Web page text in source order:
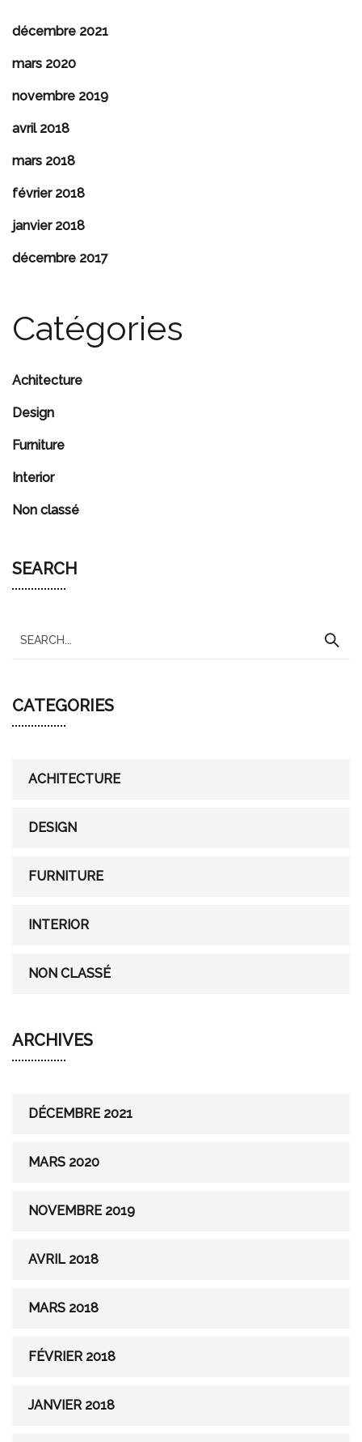
décembre 2021
mars 2020
novembre 2019
avril 2018
mars 2018
février 2018
janvier 2018
décembre 2017
Catégories
Achitecture
Design
Furniture
Interior
Non classé
SEARCH
e
r
c
CATEGORIES
ACHITECTURE
DESIGN
FURNITURE
INTERIOR
NON CLASSÉ
ARCHIVES
DÉCEMBRE 2021
MARS 2020
NOVEMBRE 2019
AVRIL 2018
MARS 2018
FÉVRIER 2018
JANVIER 2018